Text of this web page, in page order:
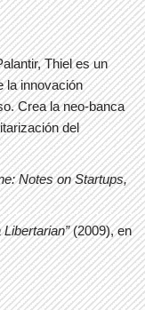
Thiel es un
la innovación
Crea la neo-banca
del
Notes on Startups,
(2009), en